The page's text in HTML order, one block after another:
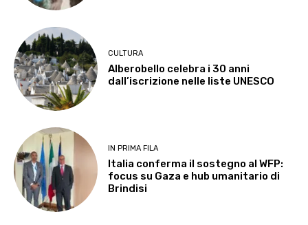
CULTURA
Alberobello celebra i 30 anni
dall’iscrizione nelle liste UNESCO
IN PRIMA FILA
Italia conferma il sostegno al WFP:
focus su Gaza e hub umanitario di
Brindisi